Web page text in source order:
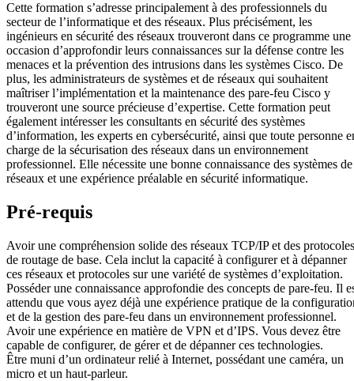
Cette formation s’adresse principalement à des professionnels du
secteur de l’informatique et des réseaux. Plus précisément, les
ingénieurs en sécurité des réseaux trouveront dans ce programme une
occasion d’approfondir leurs connaissances sur la défense contre les
menaces et la prévention des intrusions dans les systèmes Cisco. De
plus, les administrateurs de systèmes et de réseaux qui souhaitent
maîtriser l’implémentation et la maintenance des pare-feu Cisco y
trouveront une source précieuse d’expertise. Cette formation peut
également intéresser les consultants en sécurité des systèmes
d’information, les experts en cybersécurité, ainsi que toute personne
charge de la sécurisation des réseaux dans un environnement
professionnel. Elle nécessite une bonne connaissance des systèmes de
réseaux et une expérience préalable en sécurité informatique.
Pré-requis
Avoir une compréhension solide des réseaux TCP/IP et des protocoles
de routage de base. Cela inclut la capacité à configurer et à dépanner
ces réseaux et protocoles sur une variété de systèmes d’exploitation.
Posséder une connaissance approfondie des concepts de pare-feu. Il
attendu que vous ayez déjà une expérience pratique de la
et de la gestion des pare-feu dans un environnement professionnel.
Avoir une expérience en matière de VPN et d’IPS. Vous devez être
capable de configurer, de gérer et de dépanner ces technologies.
Être muni d’un ordinateur relié à Internet, possédant une caméra, un
micro et un haut-parleur.